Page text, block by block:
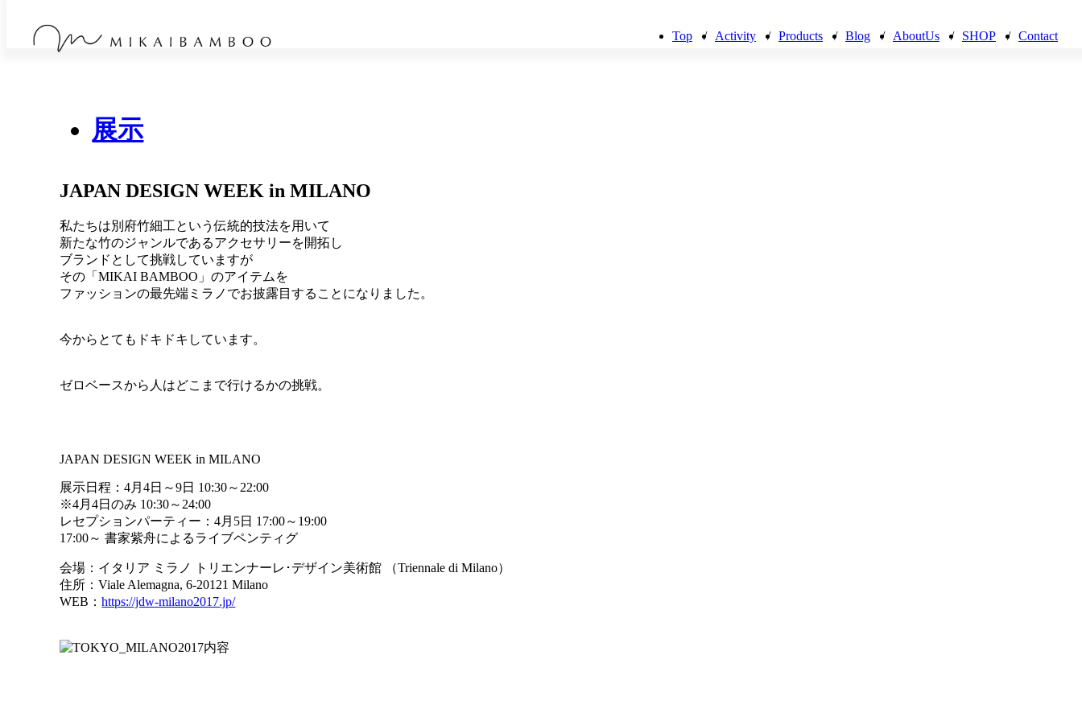
Top / Activity / Products / Blog / AboutUs / SHOP / Contact
展示
JAPAN DESIGN WEEK in MILANO
私たちは別府竹細工という伝統的技法を用いて
新たな竹のジャンルであるアクセサリーを開拓し
ブランドとして挑戦していますが
その「MIKAI BAMBOO」のアイテムを
ファッションの最先端ミラノでお披露目することになりました。
今からとてもドキドキしています。
ゼロベースから人はどこまで行けるかの挑戦。
JAPAN DESIGN WEEK in MILANO
展示日程：4月4日～9日 10:30～22:00
※4月4日のみ 10:30～24:00
レセプションパーティー：4月5日 17:00～19:00
17:00～ 書家紫舟によるライブペンティグ
会場：イタリア ミラノ トリエンナーレ･デザイン美術館 （Triennale di Milano）
住所：Viale Alemagna, 6-20121 Milano
WEB：https://jdw-milano2017.jp/